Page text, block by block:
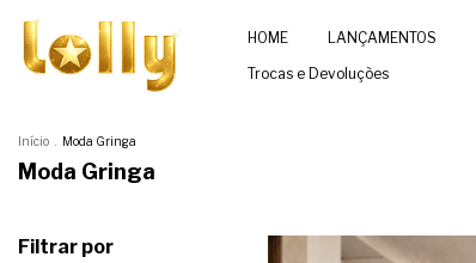
HOME LANÇAMENTOS
Trocas e Devoluções
Início Moda Gringa
Moda Gringa
Filtrar por